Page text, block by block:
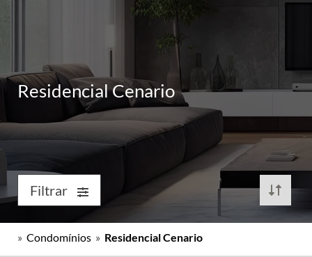
Residencial Cenario
Filtrar
» Condomínios » Residencial Cenario